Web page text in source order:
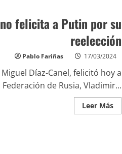
felicita a Putin por su
reelección
Pablo Fariñas 17/03/2024
Díaz-Canel, felicitó hoy a
de Rusia, Vladimir...
Leer Más